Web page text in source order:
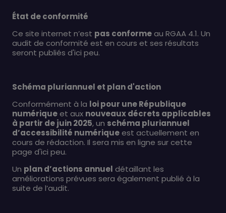
État de conformité
Ce site internet n’est pas conformeau RGAA 4.1. Un
audit de conformité est en cours et ses résultats
seront publiés d'ici peu.
Schéma pluriannuel et plan d'action
Conformément à la loi pour une République
numériqueet aux nouveaux décrets applicables
à partir de juin 2025, un schéma pluriannuel
d’accessibilité numériqueest actuellement en
cours de rédaction. Il sera mis en ligne sur cette
page d'ici peu.
Un plan d’actions annuel détaillant les
améliorations prévues sera également publié à la
suite de l’audit.